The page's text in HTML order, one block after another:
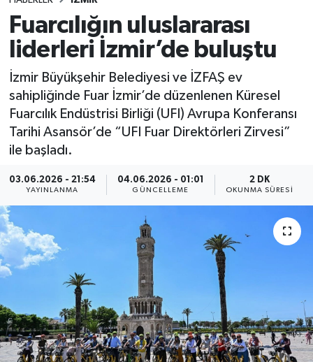
Fuarcılığın uluslararası
liderleri İzmir’de buluştu
İzmir Büyükşehir Belediyesi ve İZFAŞ ev
sahipliğinde Fuar İzmir’de düzenlenen Küresel
Fuarcılık Endüstrisi Birliği (UFI) Avrupa Konferansı
Tarihi Asansör’de “UFI Fuar Direktörleri Zirvesi”
ile başladı.
03.06.2026 - 21:54
YAYINLANMA
04.06.2026 - 01:01
GÜNCELLEME
2 DK
OKUNMA SÜRESI
Tüm Manşetler
Son Dakika Haberleri
Haber Arşivi